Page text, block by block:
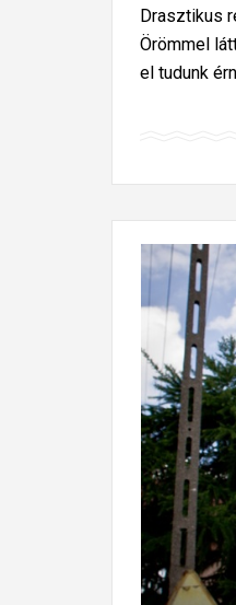
Drasztikus
Örömmel
el tudunk